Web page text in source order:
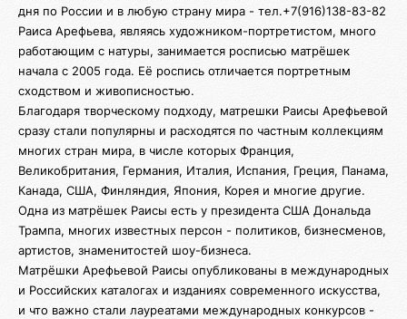
дня по России и в любую страну мира - тел.+7(916)138-83-82
Раиса Арефьева, являясь художником-портретистом, много
работающим с натуры, занимается росписью матрёшек
начала с 2005 года. Её роспись отличается портретным
сходством и живописностью.
Благодаря творческому подходу, матрешки Раисы Арефьевой
сразу стали популярны и расходятся по частным коллекциям
многих стран мира, в числе которых Франция,
Великобритания, Германия, Италия, Испания, Греция, Панама,
Канада, США, Финляндия, Япония, Корея и многие другие.
Одна из матрёшек Раисы есть у президента США Дональда
Трампа, многих известных персон - политиков, бизнесменов,
артистов, знаменитостей шоу-бизнеса.
Матрёшки Арефьевой Раисы опубликованы в международных
и Российских каталогах и изданиях современного искусства,
и что важно стали лауреатами международных конкурсов -